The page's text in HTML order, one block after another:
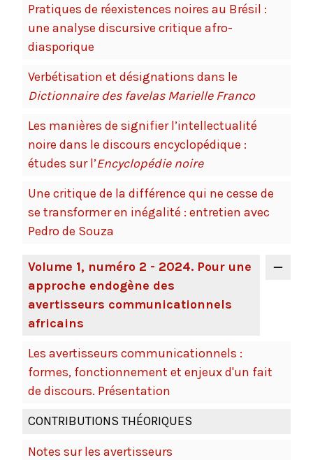
Pratiques de réexistences noires au Brésil :
une analyse discursive critique afro-
diasporique
Verbétisation et désignations dans le
Dictionnaire des favelas Marielle Franco
Les manières de signifier l’intellectualité
noire dans le discours encyclopédique :
études sur l’Encyclopédie noire
Une critique de la différence qui ne cesse de
se transformer en inégalité : entretien avec
Pedro de Souza
Volume 1, numéro 2 - 2024. Pour une
approche endogène des
avertisseurs communicationnels
africains
Les avertisseurs communicationnels :
formes, fonctionnement et enjeux d'un fait
de discours. Présentation
CONTRIBUTIONS THÉORIQUES
Notes sur les avertisseurs